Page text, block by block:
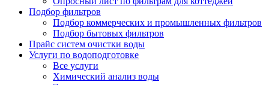
Подбор фильтров
Подбор коммерческих и промышленных фильтров
Подбор бытовых фильтров
Прайс систем очистки воды
Услуги по водоподготовке
Все услуги
Химический анализ воды